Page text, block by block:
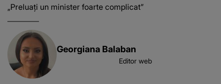
„Preluați un minister foarte complicat”
Georgiana Balaban
Editor web